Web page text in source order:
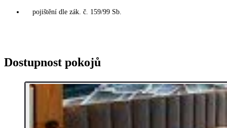
pojištění dle zák. č. 159/99 Sb.
Dostupnost pokojů